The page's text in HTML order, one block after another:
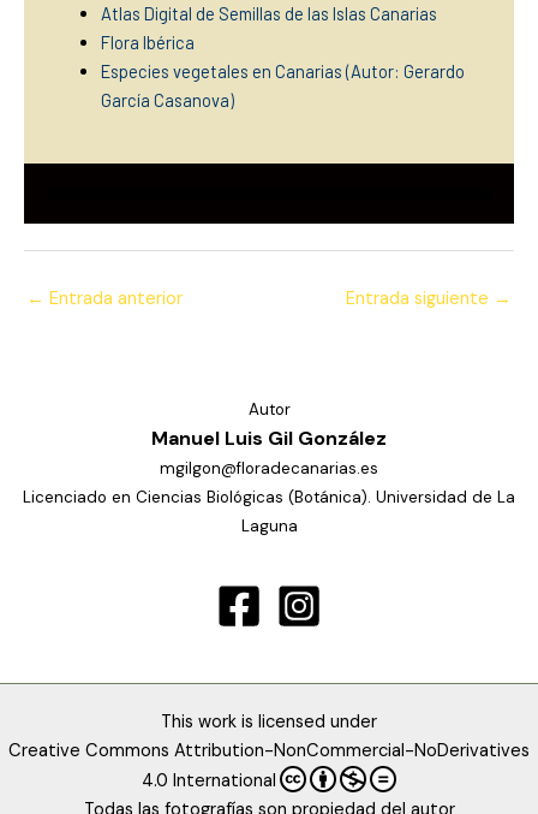
Atlas Digital de Semillas de las Islas Canarias
Flora Ibérica
Especies vegetales en Canarias (Autor: Gerardo
García Casanova)
← Entrada anterior Entrada siguiente →
Autor
Manuel Luis Gil González
mgilgon@floradecanarias.es
Licenciado en Ciencias Biológicas (Botánica). Universidad de La
Laguna
This work is licensed under
Creative Commons Attribution-NonCommercial-NoDerivatives
4.0 International